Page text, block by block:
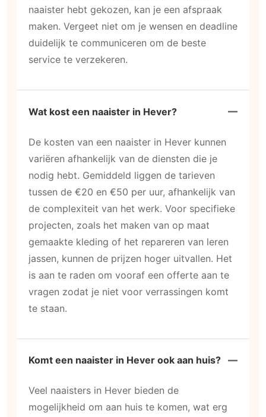
naaister hebt gekozen, kan je een afspraak
maken. Vergeet niet om je wensen en deadline
duidelijk te communiceren om de beste
service te verzekeren.
Wat kost een naaister in Hever?
De kosten van een naaister in Hever kunnen
variëren afhankelijk van de diensten die je
nodig hebt. Gemiddeld liggen de tarieven
tussen de €20 en €50 per uur, afhankelijk van
de complexiteit van het werk. Voor specifieke
projecten, zoals het maken van op maat
gemaakte kleding of het repareren van leren
jassen, kunnen de prijzen hoger uitvallen. Het
is aan te raden om vooraf een offerte aan te
vragen zodat je niet voor verrassingen komt
te staan.
Komt een naaister in Hever ook aan huis?
Veel naaisters in Hever bieden de
mogelijkheid om aan huis te komen, wat erg